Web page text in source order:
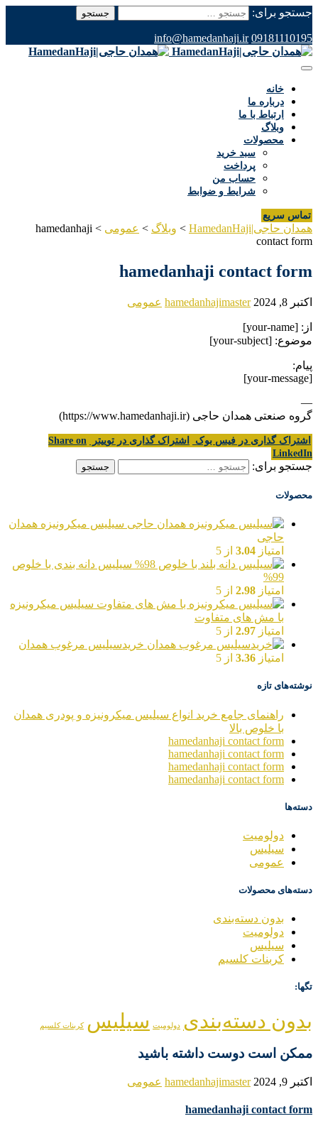
جستجو برای:
09181110195
info@hamedanhaji.ir
خانه
درباره ما
ارتباط با ما
وبلاگ
محصولات
سبد خرید
پرداخت
حساب من
شرایط و ضوابط
تماس سریع
همدان حاجی|HamedanHaji > وبلاگ > عمومی >
hamedanhaji
contact form
hamedanhaji contact form
اکتبر 8, 2024 hamedanhajimaster عمومی
از: [your-name]
موضوع: [your-subject]
پیام:
[your-message]
—
گروه صنعتی همدان حاجی (https://www.hamedanhaji.ir)
اشتراک گذاری در فیس بوک اشتراک گذاری در توییتر
Share on
LinkedIn
جستجو برای:
محصولات
سیلیس میکرونیزه همدان
حاجی
امتیاز 3.04 از 5
سیلیس دانه بندی با خلوص
99%
امتیاز 2.98 از 5
سیلیس میکرونیزه
با مش های متفاوت
امتیاز 2.97 از 5
خریدسیلیس مرغوب همدان
امتیاز 3.36 از 5
نوشته‌های تازه
راهنمای جامع خرید انواع سیلیس میکرونیزه و پودری همدان
با خلوص بالا
hamedanhaji contact form
hamedanhaji contact form
hamedanhaji contact form
hamedanhaji contact form
دسته‌ها
دولومیت
سیلیس
عمومی
دسته‌های محصولات
بدون دسته‌بندی
دولومیت
سیلیس
کربنات کلسیم
تگها:
بدون دسته‌بندی دولومیت سیلیس کربنات کلسیم
ممکن است دوست داشته باشید
اکتبر 9, 2024 hamedanhajimaster عمومی
hamedanhaji contact form